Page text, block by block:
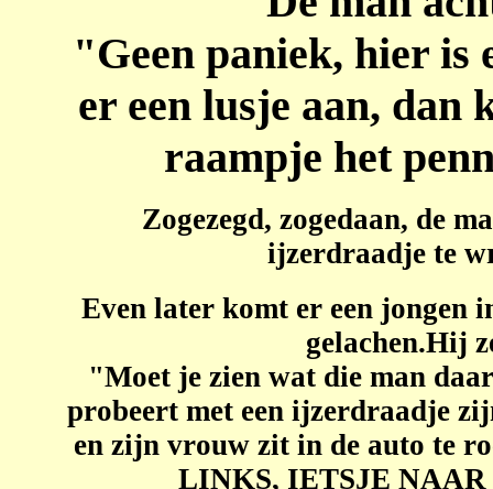
"Geen paniek, hier is
er een lusje aan, dan
raampje het
Zogezegd, zogedaan, de
ijzerdraadje te
Even later komt er een jongen
gelachen.Hij
"Moet je zien wat die man
probeert met een ijzerdraadje
en zijn vrouw zit in de auto te
LINKS, IETSJE